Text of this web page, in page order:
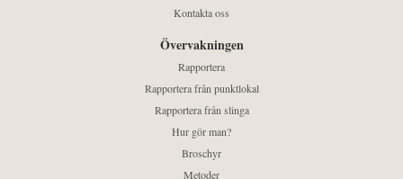
Kontakta oss
Övervakningen
Rapportera
Rapportera från punktlokal
Rapportera från slinga
Hur gör man?
Broschyr
Metoder